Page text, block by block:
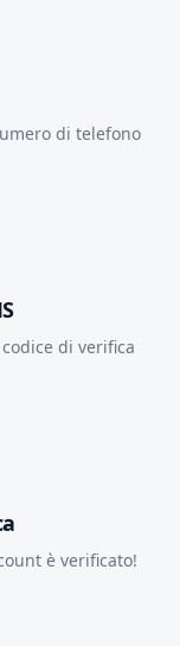
di telefono
di verifica
è verificato!